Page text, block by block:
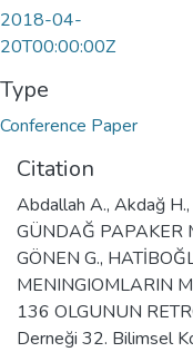
2018-04-
20T00:00:00Z
Type
Conference Paper
Citation
Abdallah A., Akdağ
GÜNDAĞ PAPAKER
GÖNEN G.,
MENINGIOMLARIN
136 OLGUNUN
Derneği 32. Bilimsel